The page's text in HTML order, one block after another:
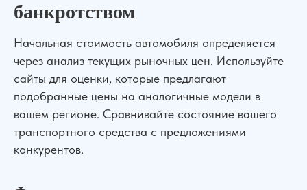
банкротством
Начальная стоимость автомобиля определяется
через анализ текущих рыночных цен. Используйте
сайты для оценки, которые предлагают
подобранные цены на аналогичные модели в
вашем регионе. Сравнивайте состояние вашего
транспортного средства с предложениями
конкурентов.